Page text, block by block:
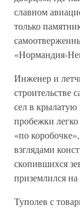
славном
только
«Нормандия-
Инженер и
строительстве
сел в крылатую
пробежки
«по
взглядами
скопившихся
приземлился на
Туполев с